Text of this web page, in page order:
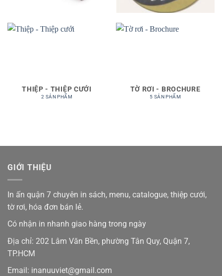
THIỆP - THIỆP CƯỚI
2 SẢN PHẨM
TỜ RƠI - BROCHURE
5 SẢN PHẨM
GIỚI THIỆU
In ấn quận 7 chuyên in sách, menu, catalogue, thiệp cưới,
tờ rơi, hóa đơn bán lẻ.
Có nhận in nhanh giao hàng trong ngày
Địa chỉ: 202 Lâm Văn Bền, phường Tân Quy, Quận 7,
TP.HCM
Email: inanuuviet@gmail.com